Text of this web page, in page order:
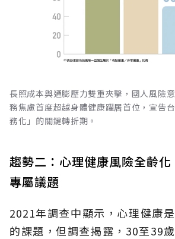
長照成本與通膨壓力雙重夾擊，國人風險
務焦慮首度超越身體健康躍居首位，宣告
務化」的關鍵轉折期。
趨勢二：心理健康風險全齡
專屬議題
2021年調查中顯示，心理健康
的課題，但調查揭露，30至39